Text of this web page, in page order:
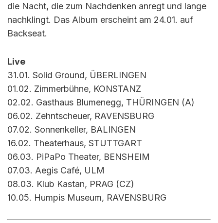
die Nacht, die zum Nachdenken anregt und lange
nachklingt. Das Album erscheint am 24.01. auf
Backseat.
Live
31.01. Solid Ground, ÜBERLINGEN
01.02. Zimmerbühne, KONSTANZ
02.02. Gasthaus Blumenegg, THÜRINGEN (A)
06.02. Zehntscheuer, RAVENSBURG
07.02. Sonnenkeller, BALINGEN
16.02. Theaterhaus, STUTTGART
06.03. PiPaPo Theater, BENSHEIM
07.03. Aegis Café, ULM
08.03. Klub Kastan, PRAG (CZ)
10.05. Humpis Museum, RAVENSBURG